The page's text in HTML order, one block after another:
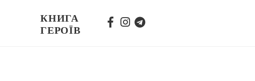
КНИГА
ГЕРОЇВ